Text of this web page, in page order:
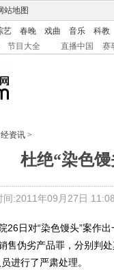
站地图
艺 春晚 戏曲 音乐 科教
节目大全 直播中国 赛
资讯 >
杜绝“染色
间:2011年09月27日
日对“染色馒头”案作出
售伪劣产品罪，分别判
进行了严肃处理。